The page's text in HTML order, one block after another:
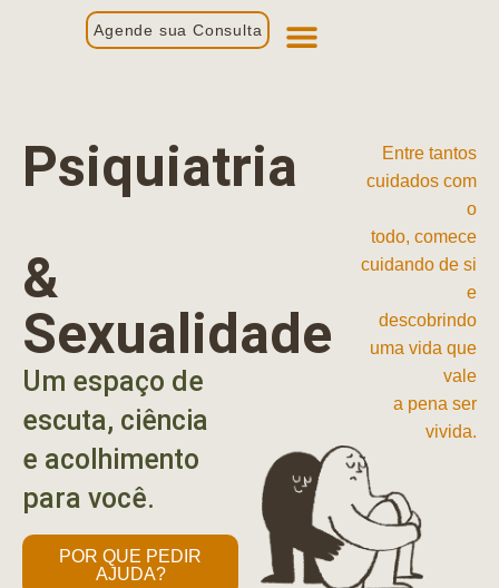
Agende sua Consulta
Psiquiatria
&
Sexualidade
Um espaço de
escuta, ciência
e acolhimento
para você.
POR QUE PEDIR
AJUDA?
Entre tantos
cuidados com
o
todo, comece
cuidando de si
e
descobrindo
uma vida que
vale
a pena ser
vivida.